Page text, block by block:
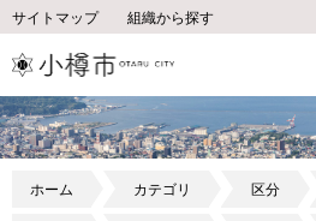
サイトマップ 組織から探す
ホーム カテゴリ 区分